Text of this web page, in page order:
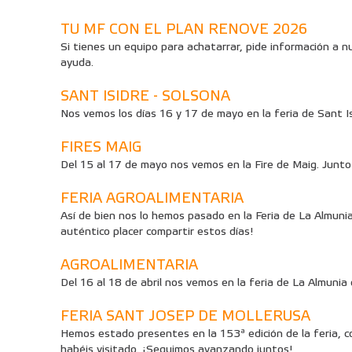
TU MF CON EL PLAN RENOVE 2026
Si tienes un equipo para achatarrar, pide información a
ayuda.
SANT ISIDRE - SOLSONA
Nos vemos los días 16 y 17 de mayo en la feria de Sant
FIRES MAIG
Del 15 al 17 de mayo nos vemos en la Fire de Maig.
FERIA AGROALIMENTARIA
Así de bien nos lo hemos pasado en la Feria de La
auténtico placer compartir estos días!
AGROALIMENTARIA
Del 16 al 18 de abril nos vemos en la feria de La
FERIA SANT JOSEP DE MOLLERUSA
Hemos estado presentes en la 153ª edición de la feria,